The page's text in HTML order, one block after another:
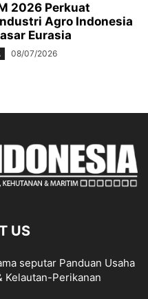
2026 Perkuat
Agro Indonesia
Eurasia
08/07/2026
US
seputar Panduan Usaha
Kelautan-Perikanan